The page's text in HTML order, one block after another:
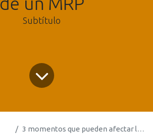
Subtítulo
3 momentos que pueden afectar la implementación de un MRP